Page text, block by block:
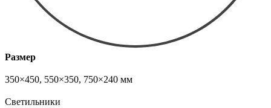
Размер
350×450, 550×350, 750×240 мм
Светильники